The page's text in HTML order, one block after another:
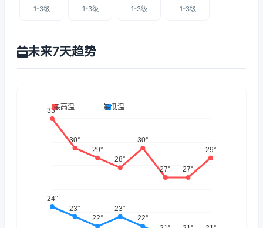
1-3级 1-3级 1-3级 1-3级
未来7天趋势